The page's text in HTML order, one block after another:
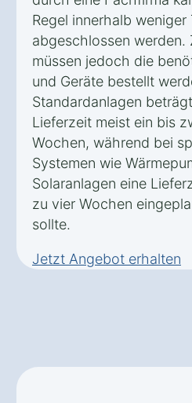
Regel innerhalb weniger
abgeschlossen werden.
müssen jedoch die
und Geräte bestellt
Standardanlagen
Lieferzeit meist ein bis
Wochen, während bei
Systemen wie
Solaranlagen eine
zu vier Wochen
sollte.
Jetzt Angebot erhalten